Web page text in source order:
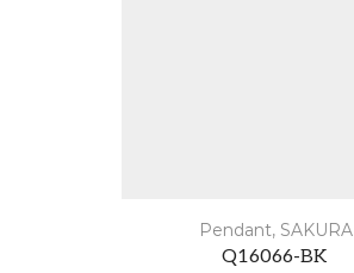
Pendant, SAKURA
Q16066-BK